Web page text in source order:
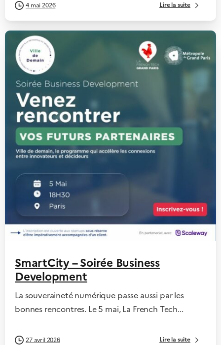
4 mai 2026 Lire la suite
SmartCity – Soirée Business
Development
La souveraineté numérique passe aussi par les
bonnes rencontres. Le 5 mai, La French Tech...
27 avril 2026 Lire la suite